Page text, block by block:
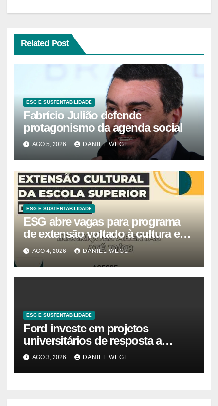
Related Post
ESG E SUSTENTABILIDADE
Fabrício Julião defende
protagonismo da agenda social
AGO 5, 2026 DANIEL WEGE
ESG E SUSTENTABILIDADE
ESG abre vagas para programa
de extensão voltado à cultura e
estudos estratégicos
AGO 4, 2026 DANIEL WEGE
ESG E SUSTENTABILIDADE
Ford investe em projetos
universitários de resposta a
desastres e emergências no Brasil
AGO 3, 2026 DANIEL WEGE